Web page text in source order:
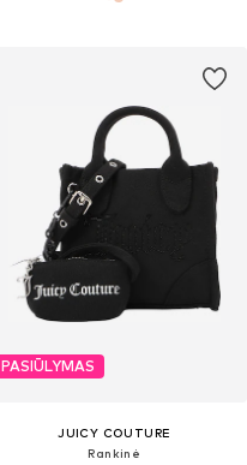
PASIŪLYMAS
JUICY COUTURE
Rankinė